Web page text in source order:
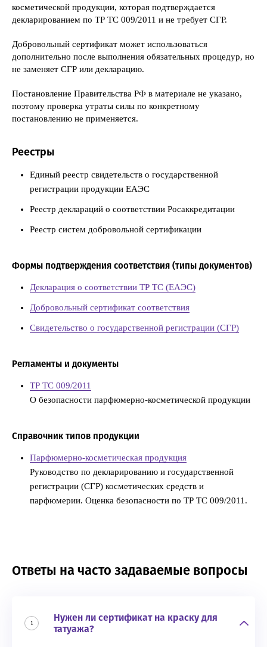
косметической продукции, которая подтверждается
декларированием по ТР ТС 009/2011 и не требует СГР.
Добровольный сертификат может использоваться
дополнительно после выполнения обязательных процедур, но
не заменяет СГР или декларацию.
Постановление Правительства РФ в материале не указано,
поэтому проверка утраты силы по конкретному
постановлению не применяется.
Реестры
Единый реестр свидетельств о государственной
регистрации продукции ЕАЭС
Реестр деклараций о соответствии Росаккредитации
Реестр систем добровольной сертификации
Формы подтверждения соответствия (типы документов)
Декларация о соответствии ТР ТС (ЕАЭС)
Добровольный сертификат соответствия
Свидетельство о государственной регистрации (СГР)
Регламенты и документы
ТР ТС 009/2011
О безопасности парфюмерно-косметической продукции
Справочник типов продукции
Парфюмерно-косметическая продукция
Руководство по декларированию и государственной
регистрации (СГР) косметических средств и
парфюмерии. Оценка безопасности по ТР ТС 009/2011.
Ответы на часто задаваемые вопросы
1
Нужен ли сертификат на краску для
татуажа?